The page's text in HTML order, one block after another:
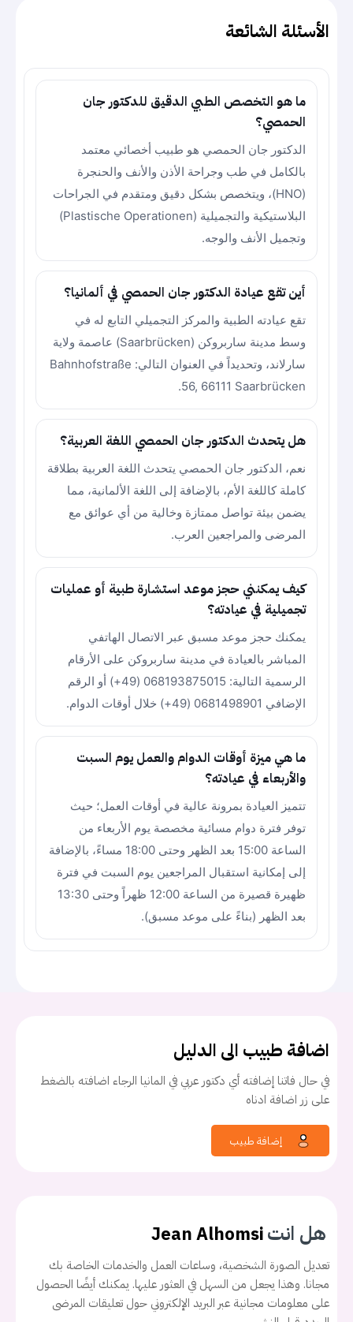
يجب عليك تسجيل الدخول حتى يمكنك طرح سؤال.
تسجيل الدخول
الأسئلة الشائعة
ما هو التخصص الطبي الدقيق للدكتور جان
الحمصي؟
الدكتور جان الحمصي هو طبيب أخصائي معتمد
بالكامل في طب وجراحة الأذن والأنف والحنجرة
(HNO)، ويتخصص بشكل دقيق ومتقدم في الجراحات
البلاستيكية والتجميلية (Plastische Operationen)
وتجميل الأنف والوجه.
أين تقع عيادة الدكتور جان الحمصي في ألمانيا؟
تقع عيادته الطبية والمركز التجميلي التابع له في
وسط مدينة ساربروكن (Saarbrücken) عاصمة ولاية
سارلاند، وتحديداً في العنوان التالي: Bahnhofstraße
56, 66111 Saarbrücken.
هل يتحدث الدكتور جان الحمصي اللغة العربية؟
نعم، الدكتور جان الحمصي يتحدث اللغة العربية بطلاقة
كاملة كاللغة الأم، بالإضافة إلى اللغة الألمانية، مما
يضمن بيئة تواصل ممتازة وخالية من أي عوائق مع
المرضى والمراجعين العرب.
كيف يمكنني حجز موعد استشارة طبية أو عمليات
تجميلية في عيادته؟
يمكنك حجز موعد مسبق عبر الاتصال الهاتفي
المباشر بالعيادة في مدينة ساربروكن على الأرقام
الرسمية التالية: 068193875015 (49+) أو الرقم
الإضافي 0681498901 (49+) خلال أوقات الدوام.
ما هي ميزة أوقات الدوام والعمل يوم السبت
والأربعاء في عيادته؟
تتميز العيادة بمرونة عالية في أوقات العمل؛ حيث
توفر فترة دوام مسائية مخصصة يوم الأربعاء من
الساعة 15:00 بعد الظهر وحتى 18:00 مساءً، بالإضافة
إلى إمكانية استقبال المراجعين يوم السبت في فترة
ظهيرة قصيرة من الساعة 12:00 ظهراً وحتى 13:30
بعد الظهر (بناءً على موعد مسبق).
اضافة طبيب الى الدليل
في حال فاتنا إضافته أي دكتور عربي في المانيا الرجاء اضافته بالضغط
على زر اضافة ادناه
هل انتJean Alhomsi
تعديل الصورة الشخصية، وساعات العمل والخدمات الخاصة بك
مجانا. وهذا يجعل من السهل في العثور عليها. يمكنك أيضًا الحصول
على معلومات مجانية عبر البريد الإلكتروني حول تعليقات المرضى